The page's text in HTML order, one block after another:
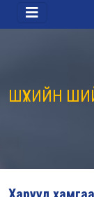
ШҮҮХИЙН